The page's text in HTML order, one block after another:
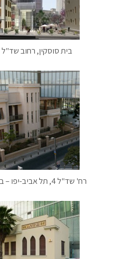
בית סוסקין, רחוב שד"ל 8 – תל אביב
רח' שד"ל 4, תל אביב-יפו – בית רבקה גרינוולד